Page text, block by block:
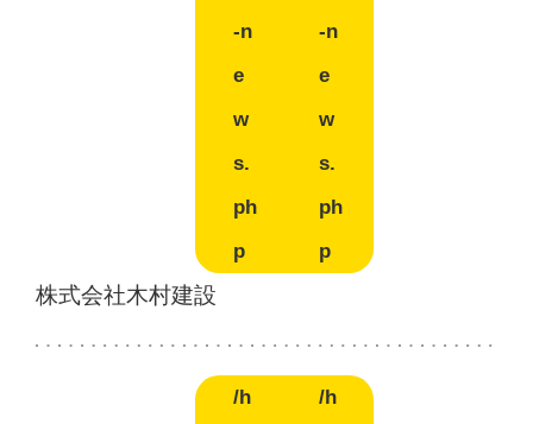
-n
e
w
s.
ph
p
-n
e
w
s.
ph
p
株式会社木村建設
/h
/h